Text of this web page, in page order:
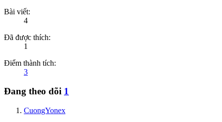
Bài viết:
4
Đã được thích:
1
Điểm thành tích:
3
Đang theo dõi 1
CuongYonex